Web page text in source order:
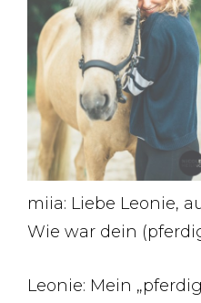
miia: Liebe Leonie,
Wie war dein
Leonie: Mein